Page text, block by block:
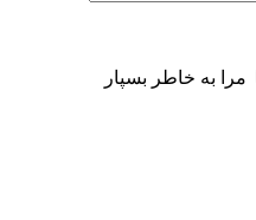
مرا به خاطر بسپار